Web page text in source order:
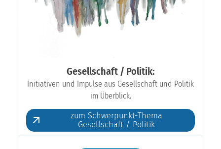
Gesellschaft / Politik:
Initiativen und Impulse aus Gesellschaft und Politik
im Überblick.
zum Schwerpunkt-Thema
Gesellschaft / Politik